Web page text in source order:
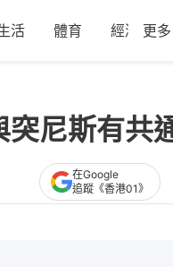
活 體育 經濟 更多
尼斯有共
在Google
追蹤《香港01》